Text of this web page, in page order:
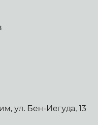
ул. Бен-Иегуда, 13